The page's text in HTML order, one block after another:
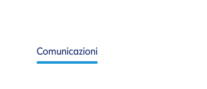
Comunicazioni